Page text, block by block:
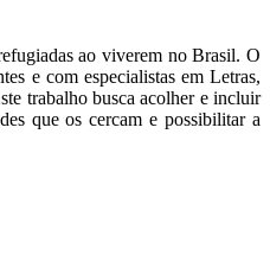
ao viverem no Brasil. O
e com especialistas em Letras,
trabalho busca acolher e incluir
que os cercam e possibilitar a